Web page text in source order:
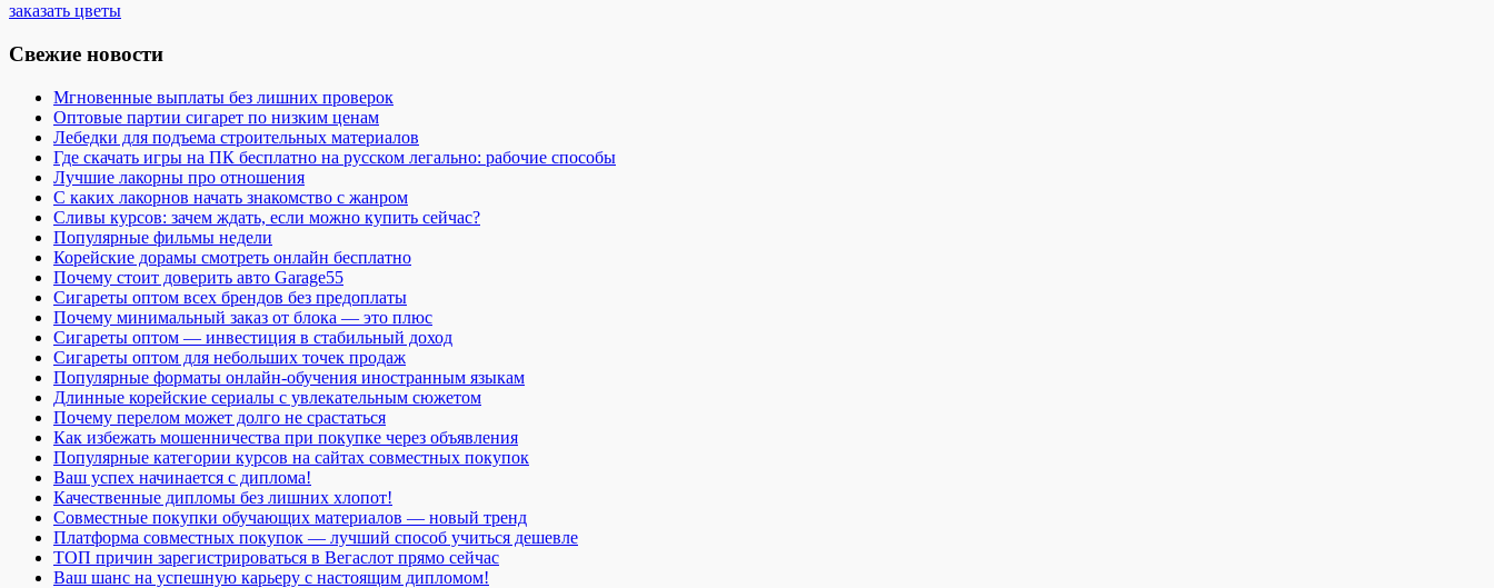
заказать цветы
Свежие новости
Мгновенные выплаты без лишних проверок
Оптовые партии сигарет по низким ценам
Лебедки для подъема строительных материалов
Где скачать игры на ПК бесплатно на русском легально: рабочие способы
Лучшие лакорны про отношения
С каких лакорнов начать знакомство с жанром
Сливы курсов: зачем ждать, если можно купить сейчас?
Популярные фильмы недели
Корейские дорамы смотреть онлайн бесплатно
Почему стоит доверить авто Garage55
Сигареты оптом всех брендов без предоплаты
Почему минимальный заказ от блока — это плюс
Сигареты оптом — инвестиция в стабильный доход
Сигареты оптом для небольших точек продаж
Популярные форматы онлайн-обучения иностранным языкам
Длинные корейские сериалы с увлекательным сюжетом
Почему перелом может долго не срастаться
Как избежать мошенничества при покупке через объявления
Популярные категории курсов на сайтах совместных покупок
Ваш успех начинается с диплома!
Качественные дипломы без лишних хлопот!
Совместные покупки обучающих материалов — новый тренд
Платформа совместных покупок — лучший способ учиться дешевле
ТОП причин зарегистрироваться в Вегаслот прямо сейчас
Ваш шанс на успешную карьеру с настоящим дипломом!